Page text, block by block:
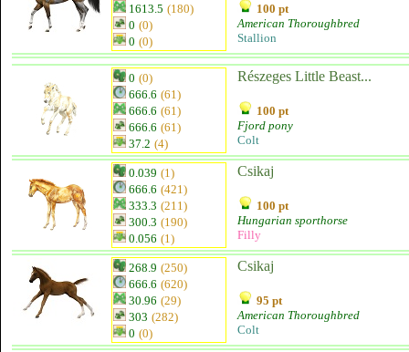
1613.5 (180)
0 (0)
0 (0)
100 pt
American Thoroughbred
Stallion
0 (0)
666.6 (61)
666.6 (61)
666.6 (61)
37.2 (4)
Részeges Little Beast...
100 pt
Fjord pony
Colt
0.039 (1)
666.6 (421)
333.3 (211)
300.3 (190)
0.056 (1)
Csikaj
100 pt
Hungarian sporthorse
Filly
268.9 (250)
666.6 (620)
30.96 (29)
303 (282)
0 (0)
Csikaj
95 pt
American Thoroughbred
Colt